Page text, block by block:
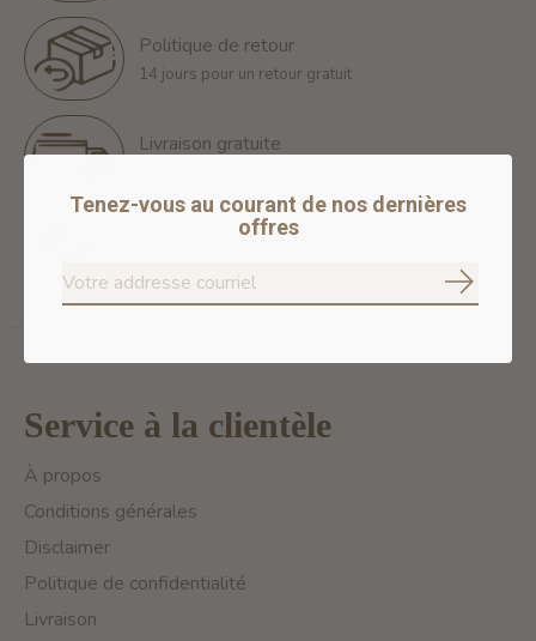
Politique de retour
14 jours pour un retour gratuit
Livraison gratuite
Paiements 100% sécurisés
Nous assurons des paiements sécurisés
Service à la clientèle
À propos
Conditions générales
Disclaimer
Politique de confidentialité
Livraison
Tenez-vous au courant de nos dernières
offres